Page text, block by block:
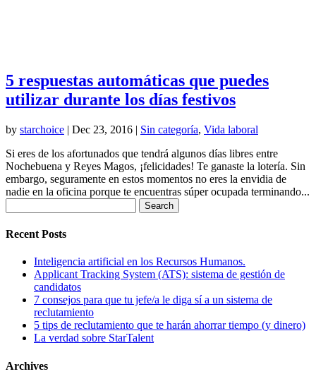
5 respuestas automáticas que puedes
utilizar durante los días festivos
by starchoice | Dec 23, 2016 | Sin categoría, Vida laboral
Si eres de los afortunados que tendrá algunos días libres entre
Nochebuena y Reyes Magos, ¡felicidades! Te ganaste la lotería. Sin
embargo, seguramente en estos momentos no eres la envidia de
nadie en la oficina porque te encuentras súper ocupada terminando...
for:
Recent Posts
Inteligencia artificial en los Recursos Humanos.
Applicant Tracking System (ATS): sistema de gestión de
candidatos
7 consejos para que tu jefe/a le diga sí a un sistema de
reclutamiento
5 tips de reclutamiento que te harán ahorrar tiempo (y dinero)
La verdad sobre StarTalent
Archives